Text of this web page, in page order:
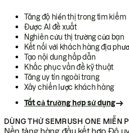
Tăng độ hiển thị trong tìm kiếm
Được AI đề xuất
Nghiên cứu thị trường của bạn
Kết nối với khách hàng địa
Tạo nội dung hấp dẫn
Khắc phục vấn đề kỹ thuật
Tăng uy tín ngoài trang
Xây chiến lược khách hàng
Tất cả trường hợp sử dụng
DÙNG THỬ SEMRUSH ONE MIỄN
Nền tảng hàng đầu kết hợp Độ